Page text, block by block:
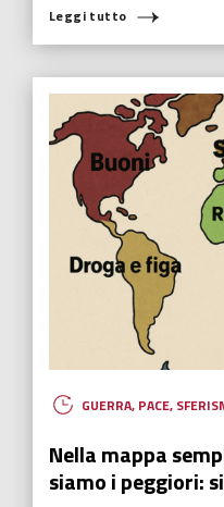
“Ho imparato a fallire. La mia
fallimenti che colleziono ogni
ECONOMIA 0.0 ,
HUMANOVABILITY,